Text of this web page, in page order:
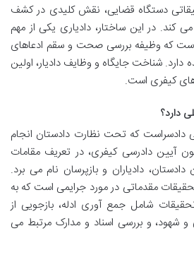
دستگاه قضایی، نقش کلیدی در کشف
کند. در این ساختار، دادیاری یکی از مهم
است که وظیفه بررسی صحت و سقم ادعاهای
دارد. شناخت جایگاه و وظایف دادیار، اولین
کیفری است.
دارد؟
دادسراست که تحت نظارت دادستان انجام
می کند. ماده ۳ قانون آیین دادرسی کیفری، در تعریف مقامات
دادستان، دادیاران و بازپرسان نام می برد.
مقدماتی در مورد جرایمی است که به
شامل جمع آوری ادله، بازجویی از
و شهود، و بررسی اسناد و مدارک مرتبط می